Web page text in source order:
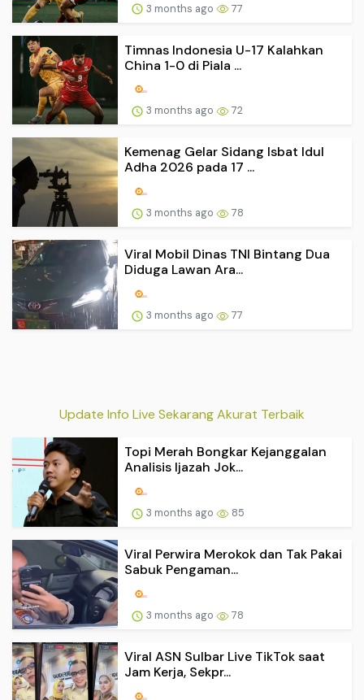
3 months ago 77
Timnas Indonesia U-17 Kalahkan
China 1-0 di Piala ...
3 months ago 72
Kemenag Gelar Sidang Isbat Idul
Adha 2026 pada 17 ...
3 months ago 78
Viral Mobil Dinas TNI Bintang Dua
Diduga Lawan Ara...
3 months ago 77
Update Info Live Sekarang Akurat Terbaik
Topi Merah Bongkar Kejanggalan
Analisis Ijazah Jok...
3 months ago 85
Viral Perwira Merokok dan Tak Pakai
Sabuk Pengaman...
3 months ago 78
Viral ASN Sulbar Live TikTok saat
Jam Kerja, Sekpr...